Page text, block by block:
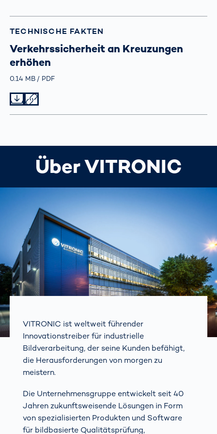
TECHNISCHE FAKTEN
Verkehrssicherheit an Kreuzungen
erhöhen
Größe
0.14 MB TypPDF
Über VITRONIC
VITRONIC ist weltweit führender
Innovationstreiber für industrielle
Bildverarbeitung, der seine Kunden befähigt,
die Herausforderungen von morgen zu
meistern.
Die Unternehmensgruppe entwickelt seit 40
Jahren zukunftsweisende Lösungen in Form
von spezialisierten Produkten und Software
für bildbasierte Qualitätsprüfung,